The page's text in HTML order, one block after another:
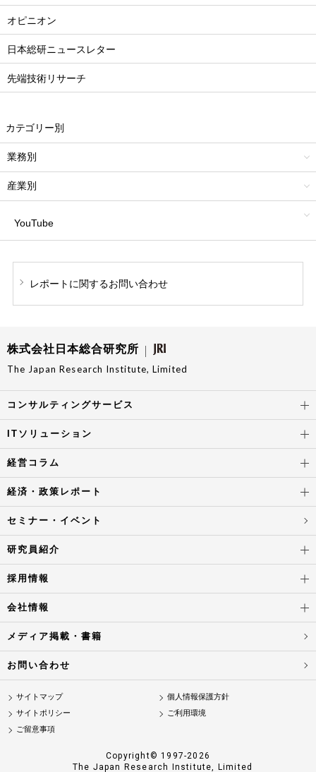
オピニオン
日本総研ニュースレター
先端技術リサーチ
カテゴリー別
業務別
産業別
YouTube
レポートに関するお問い合わせ
株式会社日本総合研究所
The Japan Research Institute, Limited
コンサルティングサービス
ITソリューション
経営コラム
経済・政策レポート
セミナー・イベント
研究員紹介
採用情報
会社情報
メディア掲載・書籍
お問い合わせ
サイトマップ
個人情報保護方針
サイトポリシー
ご利用環境
ご留意事項
Copyright© 1997-2026
The Japan Research Institute, Limited